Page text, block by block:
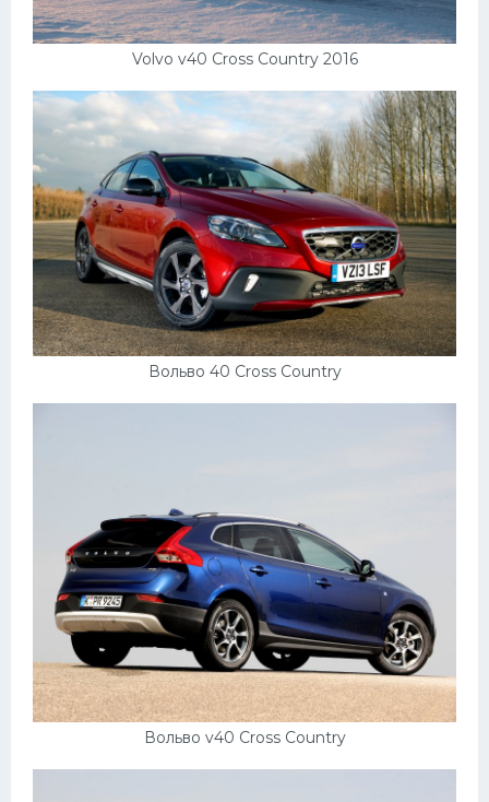
Volvo v40 Cross Country 2016
Вольво 40 Cross Country
Вольво v40 Cross Country